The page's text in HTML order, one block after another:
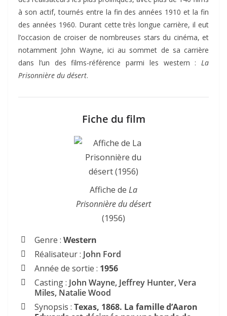
à son actif, tournés entre la fin des années 1910 et la fin
des années 1960. Durant cette très longue carrière, il eut
l’occasion de croiser de nombreuses stars du cinéma, et
notamment John Wayne, ici au sommet de sa carrière
dans l’un des films-référence parmi les western : La
Prisonnière du désert.
Fiche du film
Affiche de La
Prisonnière du désert
(1956)
Genre : Western
Réalisateur : John Ford
Année de sortie : 1956
Casting : John Wayne, Jeffrey Hunter, Vera
Miles, Natalie Wood
Synopsis : Texas, 1868. La famille d’Aaron